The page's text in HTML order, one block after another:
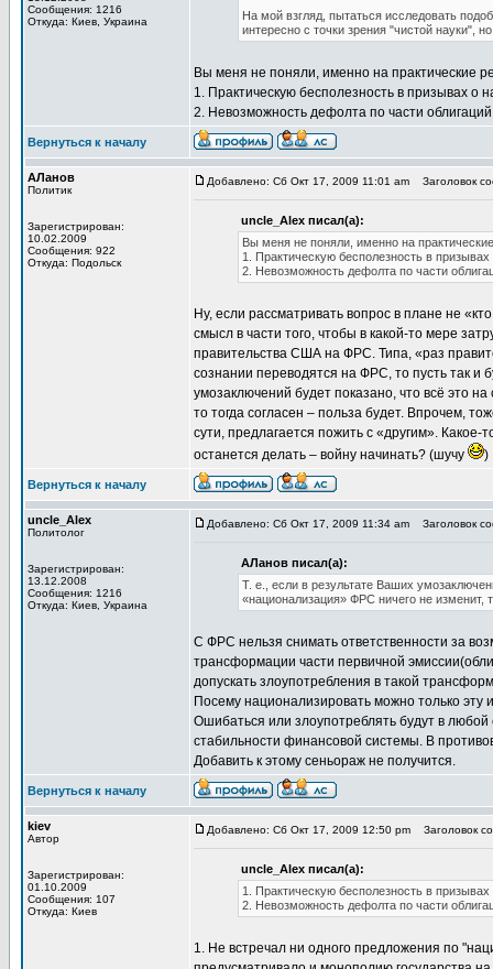
Сообщения: 1216
Откуда: Киев, Украина
На мой взгляд, пытаться исследовать
интересно с точки зрения "чистой науки",
Вы меня не поняли, именно на практические
1. Практическую бесполезность в призывах о
2. Невозможность дефолта по части
Вернуться к началу
АЛанов
Политик
Зарегистрирован:
10.02.2009
Сообщения: 922
Откуда: Подольск
Добавлено: Сб Окт 17, 2009 11:01 am Заголовок
uncle_Alex писал(а):
Вы меня не поняли, именно на
1. Практическую бесполезность в
2. Невозможность дефолта по части
Ну, если рассматривать вопрос в плане не
смысл в части того, чтобы в какой-то мере
правительства США на ФРС. Типа, «раз
сознании переводятся на ФРС, то пусть так
умозаключений будет показано, что всё это
то тогда согласен – польза будет. Впрочем,
сути, предлагается пожить с «другим».
останется делать – войну начинать? (шучу
)
Вернуться к началу
uncle_Alex
Политолог
Зарегистрирован:
13.12.2008
Сообщения: 1216
Откуда: Киев, Украина
Добавлено: Сб Окт 17, 2009 11:34 am Заголовок
АЛанов писал(а):
Т. е., если в результате Ваших
«национализация» ФРС ничего не изменит,
С ФРС нельзя снимать ответственности за
трансформации части первичной
допускать злоупотребления в такой
Посему национализировать можно только
Ошибаться или злоупотреблять будут в
стабильности финансовой системы. В
Добавить к этому сеньораж не получится.
Вернуться к началу
kiev
Автор
Зарегистрирован:
01.10.2009
Сообщения: 107
Откуда: Киев
Добавлено: Сб Окт 17, 2009 12:50 pm Заголовок
uncle_Alex писал(а):
1. Практическую бесполезность в
2. Невозможность дефолта по части
1. Не встречал ни одного предложения по